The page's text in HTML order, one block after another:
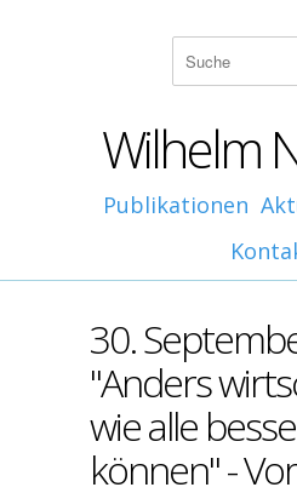
Wilhelm
Publikationen
30.
"Anders
wie alle
können" -